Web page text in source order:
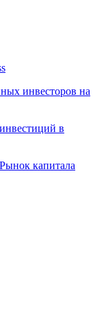
инвесторов на
в
капитала